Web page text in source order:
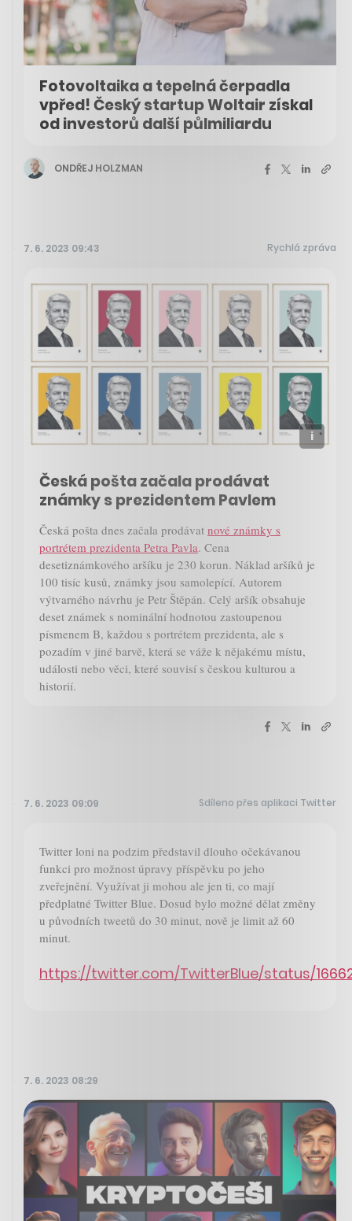
Fotovoltaika a tepelná čerpadla
vpřed! Český startup Woltair získal
od investorů další půlmiliardu
ONDŘEJ HOLZMAN
7. 6. 2023 09:43 Rychlá zpráva
Česká pošta začala prodávat
známky s prezidentem Pavlem
Česká pošta dnes začala prodávat nové známky s
portrétem prezidenta Petra Pavla. Cena
desetiznámkového aršíku je 230 korun. Náklad aršíků je
100 tisíc kusů, známky jsou samolepící. Autorem
výtvarného návrhu je Petr Štěpán. Celý aršík obsahuje
deset známek s nominální hodnotou zastoupenou
písmenem B, každou s portrétem prezidenta, ale s
pozadím v jiné barvě, která se váže k nějakému místu,
události nebo věci, které souvisí s českou kulturou a
historií.
7. 6. 2023 09:09 Sdíleno přes aplikaci Twitter
Twitter loni na podzim představil dlouho očekávanou
funkci pro možnost úpravy příspěvku po jeho
zveřejnění. Využívat ji mohou ale jen ti, co mají
předplatné Twitter Blue. Dosud bylo možné dělat změny
u původních tweetů do 30 minut, nově je limit až 60
minut.
https://twitter.com/TwitterBlue/status/
7. 6. 2023 08:29